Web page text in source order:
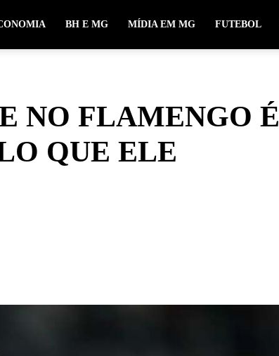
BH E MG MÍDIA EM MG FUTEBOL
NO FLAMENGO É
QUE ELE